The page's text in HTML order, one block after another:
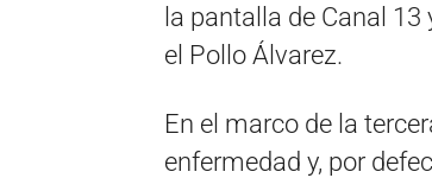
la pantalla de Canal
el Pollo Álvarez.
En el marco de la
enfermedad y, por